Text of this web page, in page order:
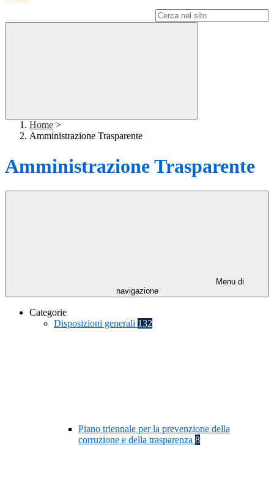
Home >
Amministrazione Trasparente
Amministrazione Trasparente
Menu di
navigazione
Categorie
Disposizioni generali 132
Piano triennale per la prevenzione della
corruzione e della trasparenza 8